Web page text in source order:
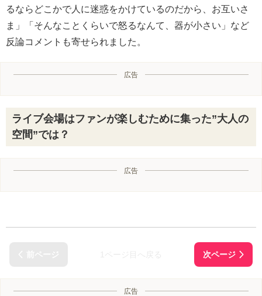
るならどこかで人に迷惑をかけているのだから、お互いさ
ま」「そんなことくらいで怒るなんて、器が小さい」など
反論コメントも寄せられました。
広告
ライブ会場はファンが楽しむために集った”大人の
空間”では？
広告
広告